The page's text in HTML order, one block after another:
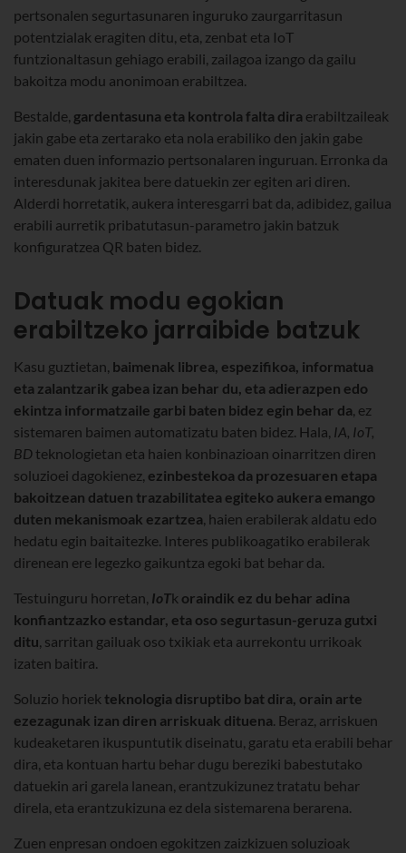
pertsonalen segurtasunaren inguruko zaurgarritasun
potentzialak eragiten ditu, eta, zenbat eta IoT
funtzionaltasun gehiago erabili, zailagoa izango da gailu
bakoitza modu anonimoan erabiltzea.
Bestalde, gardentasuna eta kontrola falta dira erabiltzaileak
jakin gabe eta zertarako eta nola erabiliko den jakin gabe
ematen duen informazio pertsonalaren inguruan. Erronka da
interesdunak jakitea bere datuekin zer egiten ari diren.
Alderdi horretatik, aukera interesgarri bat da, adibidez, gailua
erabili aurretik pribatutasun-parametro jakin batzuk
konfiguratzea QR baten bidez.
Datuak modu egokian
erabiltzeko jarraibide batzuk
Kasu guztietan, baimenak librea, espezifikoa, informatua
eta zalantzarik gabea izan behar du, eta adierazpen edo
ekintza informatzaile garbi baten bidez egin behar da, ez
sistemaren baimen automatizatu baten bidez. Hala, IA, IoT,
BD teknologietan eta haien konbinazioan oinarritzen diren
soluzioei dagokienez, ezinbestekoa da prozesuaren etapa
bakoitzean datuen trazabilitatea egiteko aukera emango
duten mekanismoak ezartzea, haien erabilerak aldatu edo
hedatu egin baitaitezke. Interes publikoagatiko erabilerak
direnean ere legezko gaikuntza egoki bat behar da.
Testuinguru horretan, IoTk oraindik ez du behar adina
konfiantzazko estandar, eta oso segurtasun-geruza gutxi
ditu, sarritan gailuak oso txikiak eta aurrekontu urrikoak
izaten baitira.
Soluzio horiek teknologia disruptibo bat dira, orain arte
ezezagunak izan diren arriskuak dituena. Beraz, arriskuen
kudeaketaren ikuspuntutik diseinatu, garatu eta erabili behar
dira, eta kontuan hartu behar dugu bereziki babestutako
datuekin ari garela lanean, erantzukizunez tratatu behar
direla, eta erantzukizuna ez dela sistemarena berarena.
Zuen enpresan ondoen egokitzen zaizkizuen soluzioak